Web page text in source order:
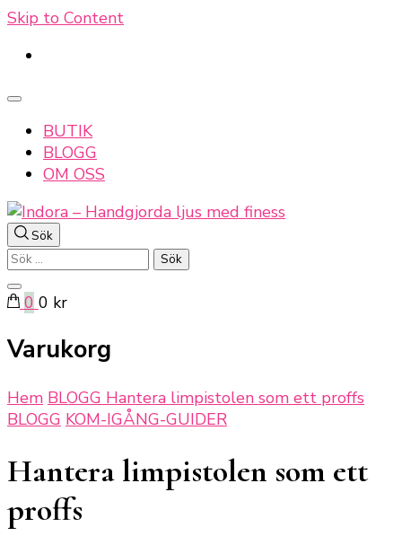
Skip to Content
BUTIK
BLOGG
OM OSS
Indora – Handgjorda ljus med finess
Sök
Sök
efter:
0 0 kr
Varukorg
Hem BLOGG Hantera limpistolen som ett proffs
BLOGG KOM-IGÅNG-GUIDER
Hantera limpistolen som ett
proffs